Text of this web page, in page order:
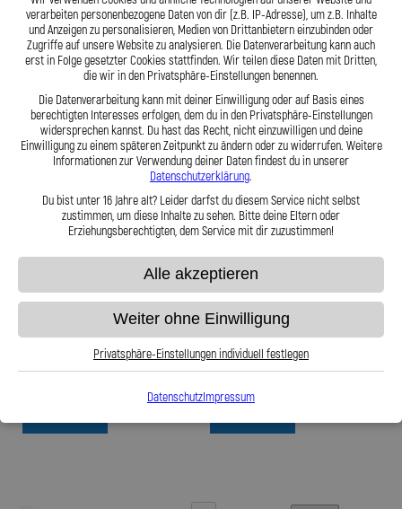
Zum Produkt Zum Produkt
Stahlflex Bremsleitung für Hope Mini
Stahlflex Bremsleitung für Hope Mini
56,95 €
verarbeiten personenbezogene Daten von dir (z.B. IP-Adresse), um z.B. Inhalte
und Anzeigen zu personalisieren, Medien von Drittanbietern einzubinden oder
Zugriffe auf unsere Website zu analysieren. Die Datenverarbeitung kann auch
erst in Folge gesetzter Cookies stattfinden. Wir teilen diese Daten mit Dritten,
die wir in den Privatsphäre-Einstellungen benennen.
Die Datenverarbeitung kann mit deiner Einwilligung oder auf Basis eines
berechtigten Interesses erfolgen, dem du in den Privatsphäre-Einstellungen
widersprechen kannst. Du hast das Recht, nicht einzuwilligen und deine
Einwilligung zu einem späteren Zeitpunkt zu ändern oder zu widerrufen. Weitere
Informationen zur Verwendung deiner Daten findest du in unserer
Datenschutzerklärung.
Du bist unter 16 Jahre alt? Leider darfst du diesem Service nicht selbst
zustimmen, um diese Inhalte zu sehen. Bitte deine Eltern oder
Erziehungsberechtigten, dem Service mit dir zuzustimmen!
Alle akzeptieren
Weiter ohne Einwilligung
Privatsphäre-Einstellungen individuell festlegen
DatenschutzImpressum